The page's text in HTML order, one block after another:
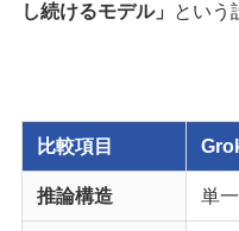
し続けるモデル」
という
比較項目
推論構造 単